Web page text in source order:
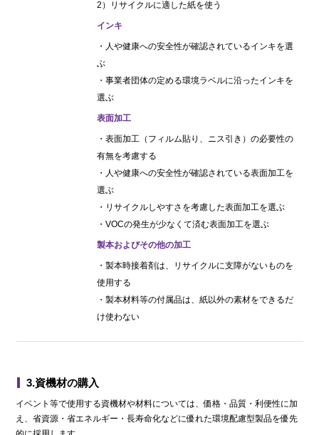
2）リサイクルに適した紙を使う
インキ
・人や健康への安全性が確認されているインキを選
ぶ
・事業者団体の定める環境ラベルに沿ったインキを
選ぶ
表面加工
・表面加工（フィルム貼り、ニス引き）の必要性の
有無を考慮する
・人や健康への安全性が確認されている表面加工を
選ぶ
・リサイクルしやすさを考慮した表面加工を選ぶ
・VOCの発生が少なくて済む表面加工を選ぶ
製本およびその他の加工
・製本時接着剤は、リサイクルに支障がないものを
使用する
・製本材料等の付属品は、紙以外の素材をできるだ
け使わない
3.資機材の購入
イベント等で使用する資機材や材料については、価格・品質・利便性に加
え、省資源・省エネルギー・長寿命化などに優れた環境配慮型製品を優先